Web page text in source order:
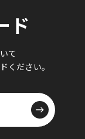
ド
て
ください。